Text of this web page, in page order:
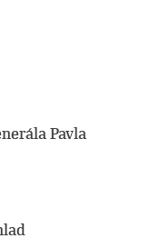
Pavla